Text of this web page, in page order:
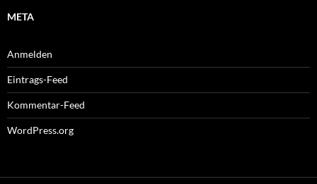
META
Anmelden
Eintrags-Feed
Kommentar-Feed
WordPress.org